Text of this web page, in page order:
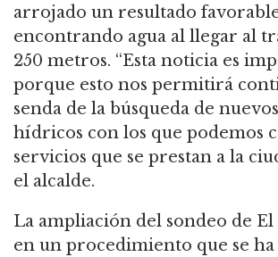
arrojado un resultado
encontrando agua al llegar al
250 metros. “Esta noticia es
porque esto nos permitirá
senda de la búsqueda de
hídricos con los que podemos
servicios que se prestan a la
el alcalde.
La ampliación del sondeo de
en un procedimiento que se ha